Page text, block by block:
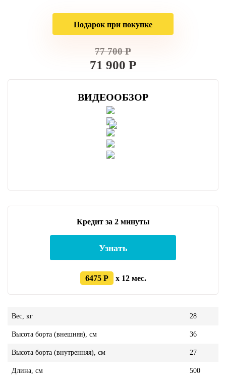
Подарок при покупке
77 700 Р
71 900 Р
ВИДЕООБЗОР
Кредит за 2 минуты
Узнать
6475 Р x 12 мес.
Вес, кг 28
Высота борта (внешняя), см 36
Высота борта (внутренняя), см 27
Длина, см 500